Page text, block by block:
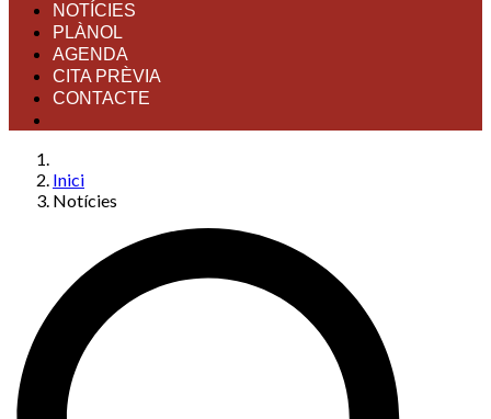
NOTÍCIES
PLÀNOL
AGENDA
CITA PRÈVIA
CONTACTE
Inici
Notícies